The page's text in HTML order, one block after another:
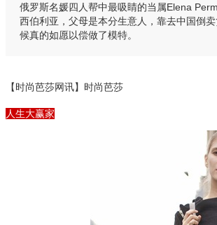
俄罗斯名媛四人帮中最吸睛的当属Elena
西伯利亚，父母是本分生意人，靠去中国倒
候真的如愿以偿做了模特。
【时尚芭莎网讯】时尚芭莎
人生大赢家